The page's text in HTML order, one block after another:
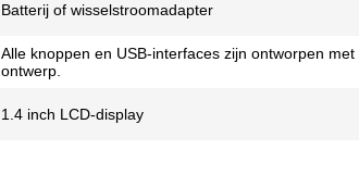
Batterij of wisselstroomadapter
Alle knoppen en USB-interfaces zijn ontworpen
ontwerp.
1.4 inch LCD-display